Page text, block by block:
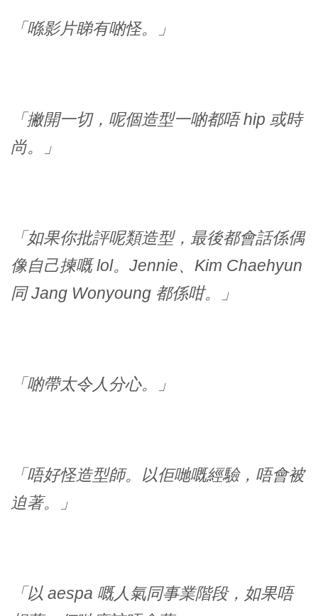
「喺影片睇有啲怪。」
「撇開一切，呢個造型一啲都唔 hip 或時
尚。」
「如果你批評呢類造型，最後都會話係偶
像自己揀嘅 lol。Jennie、Kim Chaehyun
同 Jang Wonyoung 都係咁。」
「啲帶太令人分心。」
「唔好怪造型師。以佢哋嘅經驗，唔會被
迫著。」
「以 aespa 嘅人氣同事業階段，如果唔